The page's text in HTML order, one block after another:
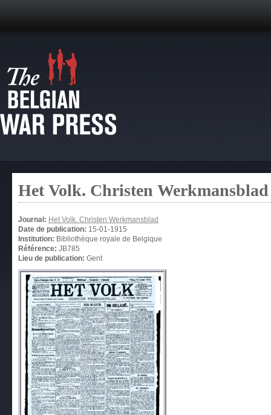
Het Volk. Christen Werkmansblad
Journal: Het Volk. Christen Werkmansblad
Date de publication: 15-01-1915
Institution: Bibliothèque royale de Belgique
Référence: JB785
Lieu de publication: Gent